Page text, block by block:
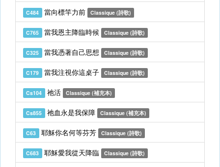
C484 當向標竿力前 Classique (詩歌)
C765 當我恩主降臨時候 Classique (詩歌)
C325 當我憑著自己思想 Classique (詩歌)
C179 當我注視你這桌子 Classique (詩歌)
Cs104 祂活 Classique (補充本)
Cs855 祂血永是我保障 Classique (補充本)
C63 耶穌你名何等芬芳 Classique (詩歌)
C683 耶穌愛我從天降臨 Classique (詩歌)